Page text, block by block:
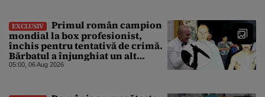
EXCLUSIV
Primul român campion
mondial la box profesionist,
închis pentru tentativă de crimă.
Bărbatul a înjunghiat un alt
interlop periculos
05:00, 06 Aug 2026